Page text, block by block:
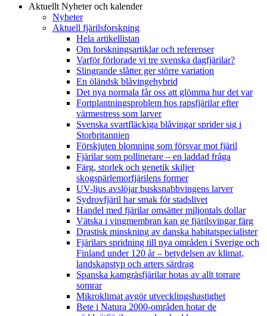
Aktuellt Nyheter och kalender
Nyheter
Aktuell fjärilsforskning
Hela artikellistan
Om forskningsartiklar och referenser
Varför förlorade vi tre svenska dagfjärilar?
Slingrande slåtter ger större variation
En öländsk blåvingehybrid
Det nya normala får oss att glömma hur det var
Fortplantningsproblem hos rapsfjärilar efter
värmestress som larver
Svenska svartfläckiga blåvingar sprider sig i
Storbritannien
Förskjuten blomning som försvar mot fjäril
Fjärilar som pollinerare – en laddad fråga
Färg, storlek och genetik skiljer
skogspärlemorfjärilens former
UV-ljus avslöjar busksnabbvingens larver
Sydrovfjäril har smak för stadslivet
Handel med fjärilar omsätter miljontals dollar
Vätska i vingmembran kan ge fjärilsvingar färg
Drastisk minskning av danska habitatspecialister
Fjärilars spridning till nya områden i Sverige och
Finland under 120 år– betydelsen av klimat,
landskapstyp och arters särdrag
Spanska kamgräsfjärilar hotas av allt torrare
somrar
Mikroklimat avgör utvecklingshastighet
Bete i Natura 2000-områden hotar de